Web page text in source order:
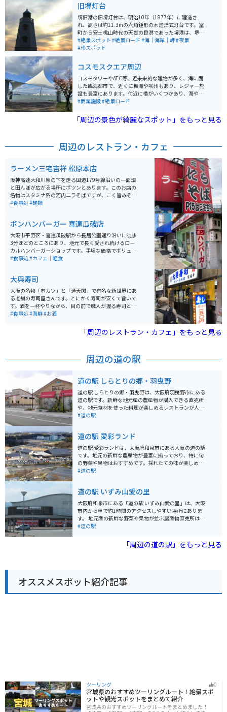
旧堺灯台
堺旧港の旧堺灯台は、明治10年（1877年）に建造さ
れ、高さは約11.3mの六角錘形の木造洋式灯台です。室
町から安土桃山時代の天然の良港であった堺港は、堺の
人々により修築され、その原型が今の堺旧港となってい
ます。この灯台は、堺市民の寄付や堺県からの補助金で
てられました。 約1世紀の間、大阪湾を照らし続けたも
のの、昭和43年（1968年）の周辺の埋め立てにより使
用を停止しました。老朽化していたが、平成13年度から
18年度に保存修理工事が行われ、往時の姿を復元。現在
は国の指定史跡として保存され、堺のシンボルの一つと
して親しまれています。周辺には堺旧港や龍女神像など
産に登録された古墳もありますが、建物も古いものがか
なり残っています。旧堺灯台は日本最古の木造様式灯台
ことも可能です。臨港線沿いにあるのですぐに立ち寄る
#絶景スポット #絶景ロード #海｜海岸｜岬#夜景
#珍スポット
コスモスクエア周辺
コスモタワーやATC等、近未来的な建物が多く、海に面
した臨海都市で、近くに舞洲や咲州もあり、レジャー施
設も豊富にあります。付近に橋がいくつかあり、海やコ
スモスクエアの近未来的な建物や、遠くに大阪の摩天楼
#商業施設#絶景ロード
「周辺の景色が綺麗なスポット」をもっと見る
周辺のレストラン・カフェ
ラーメン三宅吉祥 松原本店
阪神高速大和川線の下を走る国道179号線沿いの一面畑
と田んぼが広がる場所にポツンとあります。このお店の
名物はスタミナ系の河内ニラそばですが、こく旨みそラ
ーメンも美味しいです。卓上に置いてあるニラみそとキ
プがやみつきになります。
#食事処 #麺類
ボンハンバーガー 喜連瓜破店
大阪市平野区・喜連瓜破駅から長居公園通り沿いに徒歩
3分ほどのところにあり、地元で長く愛され続けるロー
カルハンバーガーショップです。手頃な価格でボリュー
ムのあるバーガーを楽しめ、どこか懐かしい素朴な味わ
を問わず親しまれています。気軽に立ち寄れる“大阪の町
の名店”です。
#食事処 #カフェ｜軽食
大興寿司
大阪の名物「串カツ」と「通天閣」で有名な新世界にあ
る老舗の寿司屋さんです。とにかく寿司が安くて旨いで
す。酒を一杯やりながら、目の前で職人が握る寿司と昭
和の風情漂う店の雰囲気と相まって、とってもいい感じ
#食事処 #海鮮#お酒
「周辺のレストラン・カフェ」をもっと見る
周辺の道の駅
道の駅 しらとりの郷・羽曳野
道の駅 しらとりの郷・羽曳野は、大阪府羽曳野市にある
道の駅です。新鮮な地元産の農産物が購入できる直売所
や、地元食材を使った料理が楽しめるレストランが人気
です。 特に、地元産のぶどうやイチゴ、梨を使ったスイ
古市古墳群や、誉田八幡宮など、歴史的な観光スポット
も点在しているので、ツーリングの拠点としても最適で
す。 道の駅 しらとりの郷・羽曳野で、地元の美味しいも
のを堪能したり、周辺の観光を楽しんでみてはいかがで
しょうか。
#道の駅
道の駅 愛彩ランド
道の駅 愛彩ランドは、大阪府和泉市にある人気の道の駅
です。地元の新鮮な農産物が豊富に揃っており、特に旬
の野菜や果物はおすすめです。採れたての味が楽しめる
ので、ぜひお土産にいかがでしょうか。 食事処では、地
通量が多いものの、信号が少ないため、ツーリング中の
休憩場所としても利用しやすいでしょう。ただし、駐車
場は混雑することが多いため、時間に余裕を持って訪れ
ることをおすすめします。
#道の駅
道の駅 いずみ山愛の里
大阪府和泉市にある「道の駅 いずみ山愛の里」は、大阪
市内から車で約1時間のアクセスしやすい場所にありま
す。 地元産の新鮮な野菜や果物が並ぶ農産物直売所は、
道の駅の人気スポットです。 とれたての食材を使ったレ
は、ハイキングコースやキャンプ場など、自然を楽しむ
スポットがたくさんあります。 特に、山頂付近にある
ィングロードは、ツーリングにもおすすめです。 お土産
には、地元産の新鮮な野菜や果物、ワインなどが人気で
す。
#道の駅
「周辺の道の駅」をもっと見る
オススメスポット紹介記事
ツーリング 0
宮城県のおすすめツーリングルート！絶景スポ
ットや観光スポットをまとめて紹介
宮城県のおすすめツーリングルートをまとめました！